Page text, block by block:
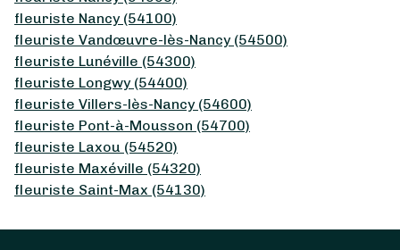
fleuriste Nancy (54100)
fleuriste Vandœuvre-lès-Nancy (54500)
fleuriste Lunéville (54300)
fleuriste Longwy (54400)
fleuriste Villers-lès-Nancy (54600)
fleuriste Pont-à-Mousson (54700)
fleuriste Laxou (54520)
fleuriste Maxéville (54320)
fleuriste Saint-Max (54130)